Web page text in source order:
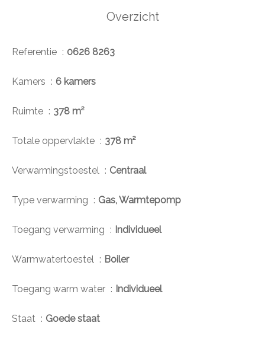
Overzicht
Referentie 0626 8263
Kamers 6 kamers
Ruimte 378 m²
Totale oppervlakte 378 m²
Verwarmingstoestel Centraal
Type verwarming Gas, Warmtepomp
Toegang verwarming Individueel
Warmwatertoestel Boiler
Toegang warm water Individueel
Staat Goede staat